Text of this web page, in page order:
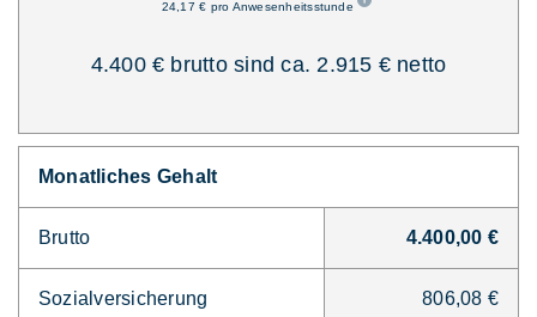
24,17 € pro Anwesenheitsstunde
4.400 € brutto sind ca. 2.915 € netto
Monatliches Gehalt
Brutto 4.400,00 €
Sozialversicherung 806,08 €